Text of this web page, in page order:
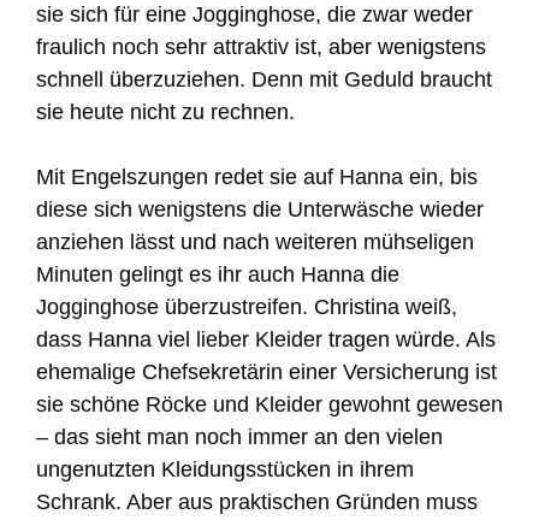
sie sich für eine Jogginghose, die zwar weder
fraulich noch sehr attraktiv ist, aber wenigstens
schnell überzuziehen. Denn mit Geduld braucht
sie heute nicht zu rechnen.
Mit Engelszungen redet sie auf Hanna ein, bis
diese sich wenigstens die Unterwäsche wieder
anziehen lässt und nach weiteren mühseligen
Minuten gelingt es ihr auch Hanna die
Jogginghose überzustreifen. Christina weiß,
dass Hanna viel lieber Kleider tragen würde. Als
ehemalige Chefsekretärin einer Versicherung ist
sie schöne Röcke und Kleider gewohnt gewesen
– das sieht man noch immer an den vielen
ungenutzten Kleidungsstücken in ihrem
Schrank. Aber aus praktischen Gründen muss